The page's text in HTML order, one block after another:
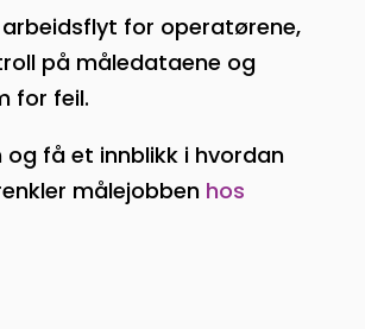
arbeidsflyt for operatørene,
på måledataene og
for feil.
og få et innblikk i hvordan
målejobben hos